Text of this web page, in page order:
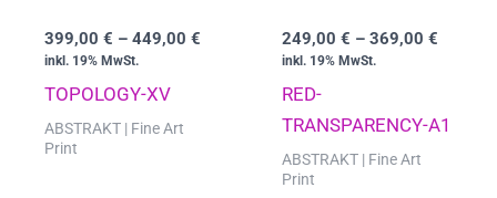
399,00€ –449,00€
inkl. 19% MwSt.
TOPOLOGY-XV
ABSTRAKT | Fine Art
Print
249,00€ –369,00€
inkl. 19% MwSt.
RED-
TRANSPARENCY-A1
ABSTRAKT | Fine Art
Print